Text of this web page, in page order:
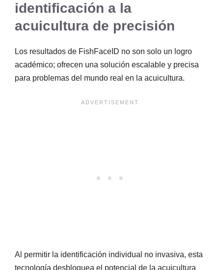
identificación a la
acuicultura de precisión
Los resultados de FishFaceID no son solo un logro
académico; ofrecen una solución escalable y precisa
para problemas del mundo real en la acuicultura.
Al permitir la identificación individual no invasiva, esta
tecnología desbloquea el potencial de la acuicultura